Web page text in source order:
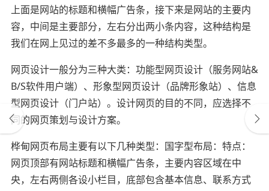
上面是网站的标题和横幅广告条，接下来是网站的主要内
容，中间是主要部分，左右分出两小条内容，这种结构是
我们在网上见过的差不多最多的一种结构类型。
网页设计一般分为三种大类：功能型网页设计（服务网站&
B/S软件用户端）、形象型网页设计（品牌形象站）、信息
型网页设计（门户站）。设计网页的目的不同，应选择不
同的网页策划与设计方案。
桦甸网页布局主要有以下几种类型：国字型布局：特点：
网页顶部有网站标题和横幅广告条，主要内容区域在中
央，左右两侧各设小栏目，底部包含基本信息、联系方式